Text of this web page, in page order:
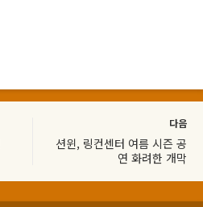
다음
션윈, 링컨센터 여름 시즌 공
연 화려한 개막